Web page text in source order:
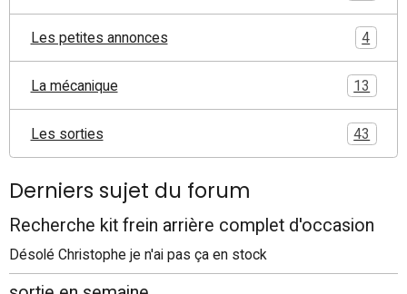
Les petites annonces 4
La mécanique 13
Les sorties 43
Derniers sujet du forum
Recherche kit frein arrière complet d'occasion
Désolé Christophe je n'ai pas ça en stock